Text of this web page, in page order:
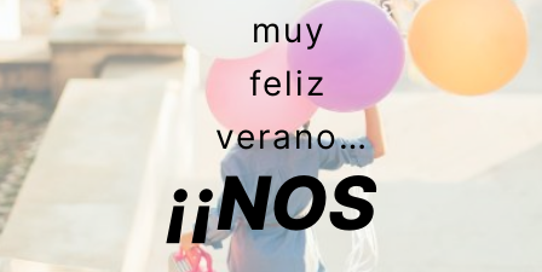
muy
feliz
verano…
¡¡NOS